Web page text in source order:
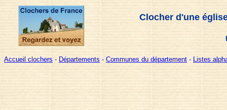
Clocher d'une
Accueil clochers - Départements - Communes du département - Listes